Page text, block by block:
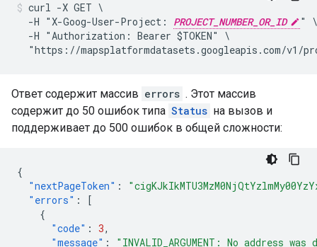
curl -X GET \
  -H "X-Goog-User-Project:
PROJECT_NUMBER_OR_ID
" \
  -H "Authorization: Bearer $TOKEN" \
"https://mapsplatformdatasets.googleapis.com/v1/
Ответ содержит массив errors . Этот массив
содержит до 50 ошибок типа Status на вызов и
поддерживает до 500 ошибок в общей сложности:
{
"nextPageToken" :
"errors" :
[
{
"code" : 3,
"message" :
"INVALID_ARGUMENT: No